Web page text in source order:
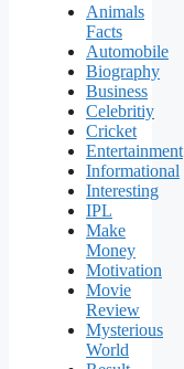
Animals
Facts
Automobile
Biography
Business
Celebritiy
Cricket
Entertainment
Informational
Interesting
IPL
Make
Money
Motivation
Movie
Review
Mysterious
World